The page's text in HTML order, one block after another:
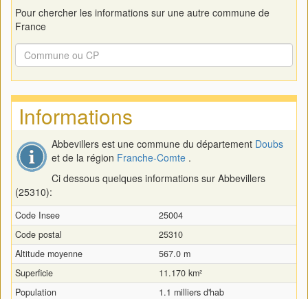
Pour chercher les informations sur une autre commune de
France
Informations
Abbevillers est une commune du département Doubs
et de la région Franche-Comte .
Ci dessous quelques informations sur Abbevillers
(25310):
Code Insee
25004
Code postal
25310
Altitude moyenne
567.0 m
Superficie
11.170 km²
Population
1.1 milliers d'hab